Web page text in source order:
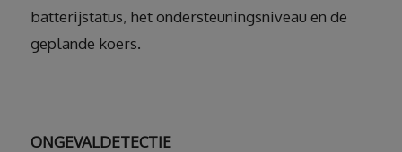
batterijstatus, het ondersteuningsniveau en de
geplande koers.
ONGEVALDETECTIE